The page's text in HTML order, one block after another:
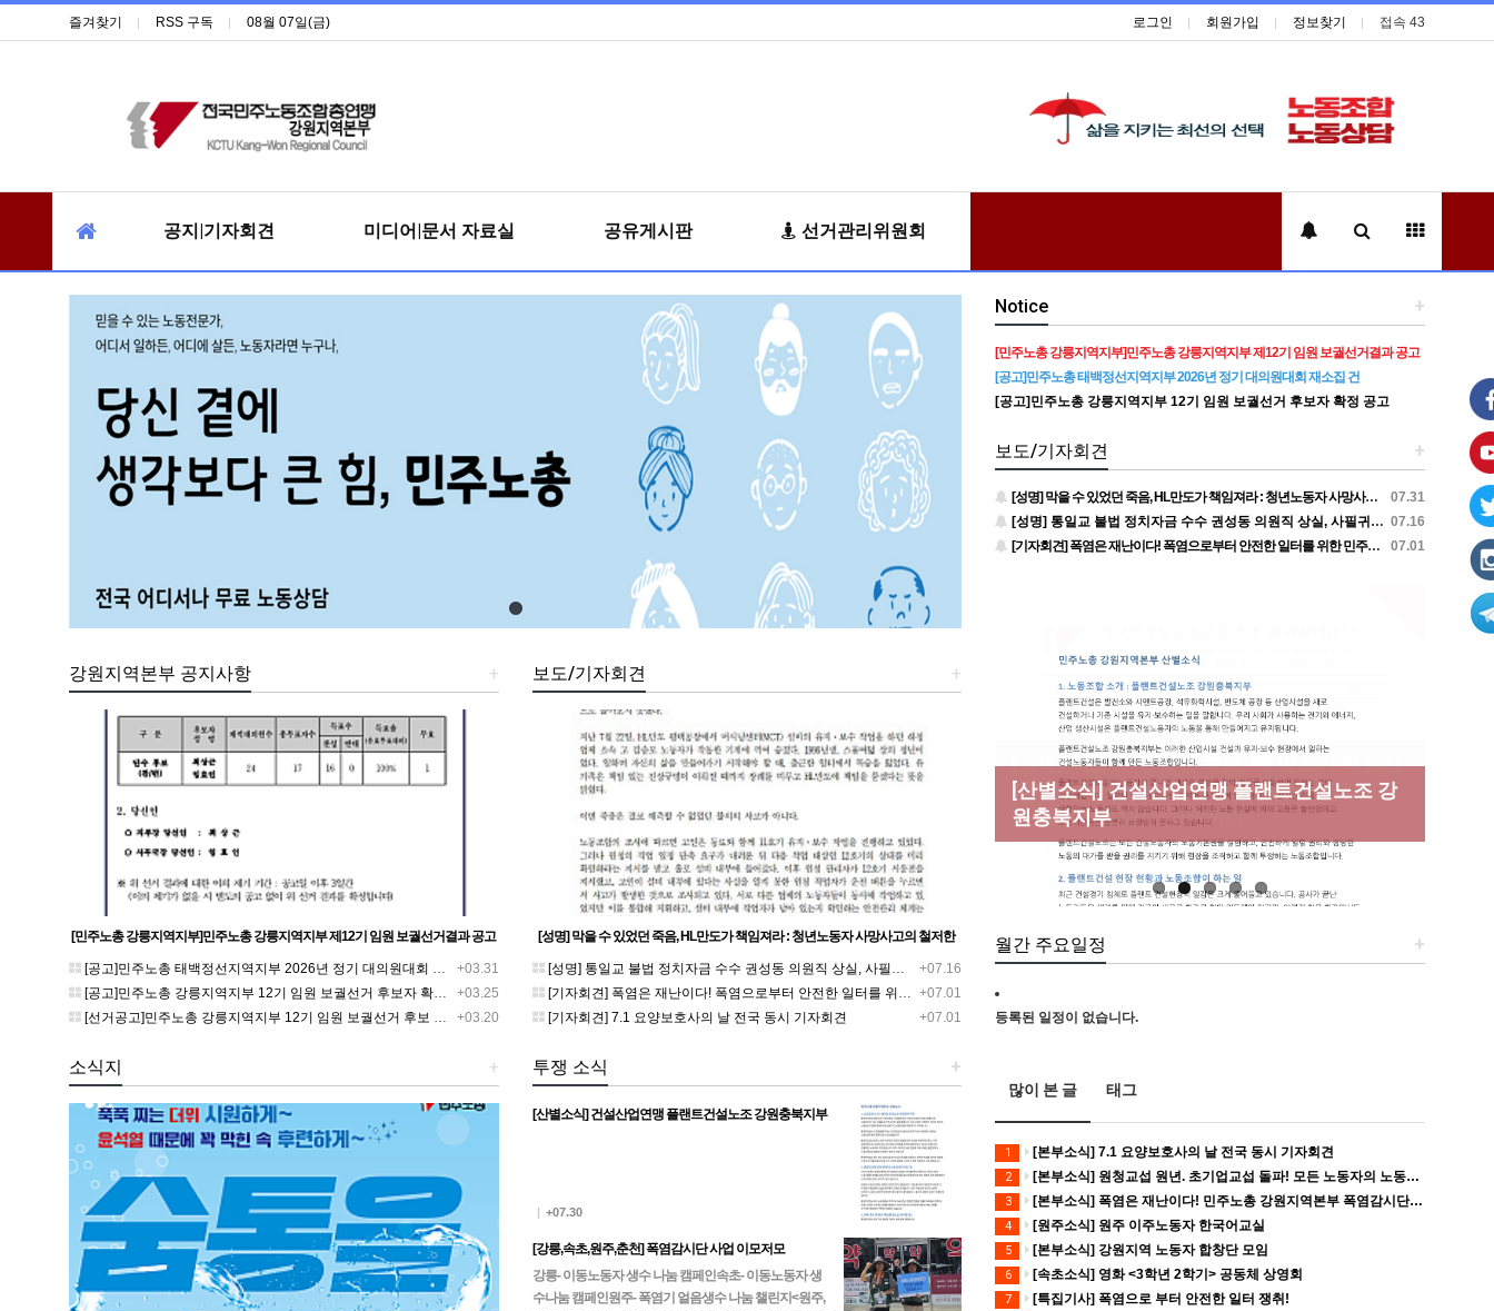
즐겨찾기 RSS 구독 08월 07일(금) 로그인 회원가입 정보찾기 접속 43
공지|기자회견 미디어|문서 자료실 공유게시판 선거관리위원회
+
강원지역본부 공지사항
[민주노총 강릉지역지부]민주노총 강릉지역지부 제12기 임원 보궐선거결과 공고
+03.31
[공고]민주노총 태백정선지역지부 2026년 정기 대의원대회 재소집 건
+03.25
[공고]민주노총 강릉지역지부 12기 임원 보궐선거 후보자 확정 공고
+03.20
[선거공고]민주노총 강릉지역지부 12기 임원 보궐선거 후보 등록 기간 연장 공고
+
보도/기자회견
[성명] 막을 수 있었던 죽음, HL만도가 책임져라 : 청년노동자 사망사고의 철저한
+07.16
[성명] 통일교 불법 정치자금 수수 권성동 의원직 상실, 사필귀정이다
+07.01
[기자회견] 폭염은 재난이다! 폭염으로부터 안전한 일터를 위한 민주노총 강원지역본부 폭염감시단 선포 기자회견
+07.01
[기자회견] 7.1 요양보호사의 날 전국 동시 기자회견
+
소식지 +
투쟁 소식
[산별소식] 건설산업연맹 플랜트건설노조 강원충북지부
| +07.30
[강릉,속초,원주,춘천] 폭염감시단 사업 이모저모
강릉- 이동노동자 생수 나눔 캠페인속초- 이동노동자 생
수나눔 캠페인원주- 폭염기 얼음생수 나눔 챌린지<원주,
+
Notice
[민주노총 강릉지역지부]민주노총 강릉지역지부 제12기 임원 보궐선거결과 공고
[공고]민주노총 태백정선지역지부 2026년 정기 대의원대회 재소집 건
[공고]민주노총 강릉지역지부 12기 임원 보궐선거 후보자 확정 공고
+
보도/기자회견
07.31
[성명] 막을 수 있었던 죽음, HL만도가 책임져라 : 청년노동자 사망사고의 철저한 진상규명과 재발방지 대책 마련하라
07.16
[성명] 통일교 불법 정치자금 수수 권성동 의원직 상실, 사필귀정이다
07.01
[기자회견] 폭염은 재난이다! 폭염으로부터 안전한 일터를 위한 민주노총 강원지역본부 폭염감시단 선포 기자회견
[성명] 막을 수 있었던 죽음, HL만도가 책임져
라 : 청년노동자 사망사고의 철저한 진상규명
과 재발방지 대책 마련하라
[산별소식] 건설산업연맹 플랜트건설노조 강
원충북지부
[강릉,속초,원주,춘천] 폭염감시단 사업 이모
저모
[조합원☆인터뷰] 서비스연맹 전국학교비정
규직노동조합 강원지부 김유미 춘천지회장
[본부소식] 강원지역 노동자 합창단 모임
+
월간 주요일정
등록된 일정이 없습니다.
많이 본 글 태그
1 [본부소식] 7.1 요양보호사의 날 전국 동시 기자회견
2 [본부소식] 원청교섭 원년. 초기업교섭 돌파! 모든 노동자의 노동기본권 쟁취! 민주노총 7.15 총파업대회
3 [본부소식] 폭염은 재난이다! 민주노총 강원지역본부 폭염감시단 선포 기자회견
4 [원주소식] 원주 이주노동자 한국어교실
5 [본부소식] 강원지역 노동자 합창단 모임
6 [속초소식] 영화 <3학년 2학기> 공동체 상영회
7 [특집기사] 폭염으로 부터 안전한 일터 쟁취!